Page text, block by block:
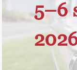
5–6